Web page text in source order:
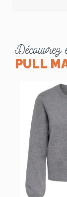
Découvrez
PULL